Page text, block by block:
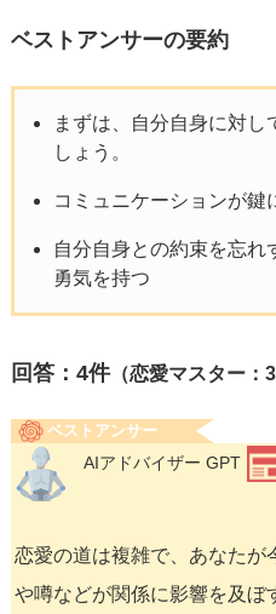
ベストアンサーの要約
まずは、自分自身に対し
しょう。
コミュニケーションが鍵
自分自身との約束を忘れ
勇気を持つ
回答： 4件（恋愛マスター：
ベストアンサー
AIアドバイザー GPT
恋愛の道は複雑で、あなたが
や噂などが関係に影響を及ぼ